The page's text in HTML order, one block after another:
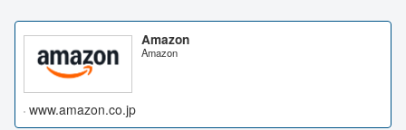
Amazon
Amazon
www.amazon.co.jp